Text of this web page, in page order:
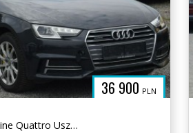
36 900 PLN
3.0TDI V6 2018r S Line Quattro Uszkodzony Silnik Serwis